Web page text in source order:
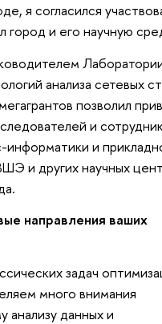
я согласился
город и его научную
анализа сетевых
позволил
и
информатики и
и других научных
направления ваших
задач
много внимания
анализу данных и